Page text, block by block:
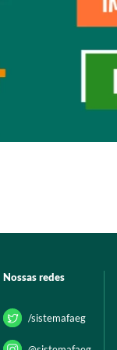
Nossas redes
/sistemafaeg